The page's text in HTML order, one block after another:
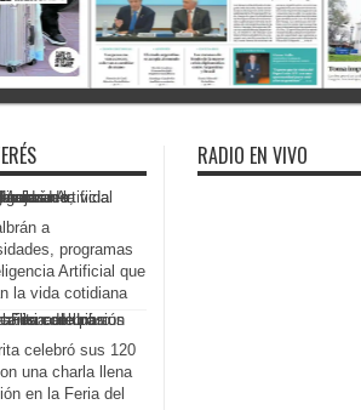
a
programas
Artificial que
la vida cotidiana
celebró sus 120
una charla llena
en la Feria del
RADIO EN VIVO